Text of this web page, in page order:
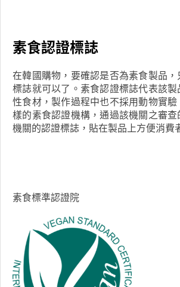
素食認證標誌
在韓國購物，要確認是否為素食製品
標誌就可以了。素食認證標誌代表該
性食材，製作過程中也不採用動物實
樣的素食認證機構，通過該機關之審
機關的認證標誌，貼在製品上方便消
素食標準認證院